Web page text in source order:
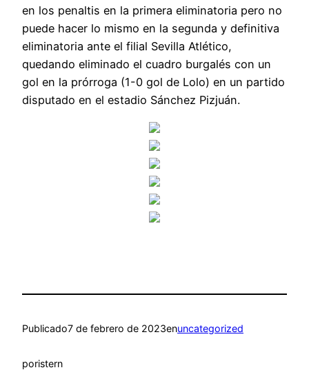
en los penaltis en la primera eliminatoria pero no
puede hacer lo mismo en la segunda y definitiva
eliminatoria ante el filial Sevilla Atlético,
quedando eliminado el cuadro burgalés con un
gol en la prórroga (1-0 gol de Lolo) en un partido
disputado en el estadio Sánchez Pizjuán.
Publicado7 de febrero de 2023enuncategorized
poristern